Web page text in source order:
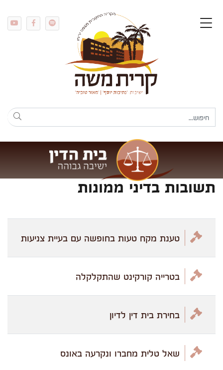
תשובות בדיני ממונות
טענת מקח טעות בחופשה עם בעיית צניעות
בטרייה קורקינט שהתקלקלה
בחירת בית דין לדיון
שאל טלית מחברו ונקרעה באונס